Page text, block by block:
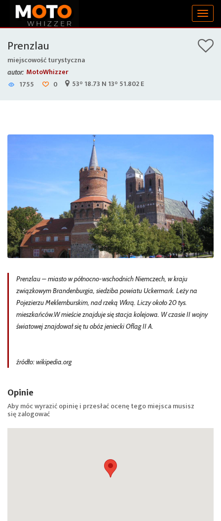
Prenzlau
miejscowość turystyczna
autor: MotoWhizzer
1755
0 53° 18.73 N 13° 51.802 E
Prenzlau – miasto w północno-wschodnich Niemczech, w kraju
związkowym Brandenburgia, siedziba powiatu Uckermark. Leży na
Pojezierzu Meklemburskim, nad rzeką Wkrą. Liczy około 20 tys.
mieszkańców.W mieście znajduje się stacja kolejowa. W czasie II wojny
światowej znajdował się tu obóz jeniecki Oflag II A.
źródło: wikipedia.org
Opinie
Aby móc wyrazić opinię i przesłać ocenę tego miejsca musisz
sięzalogować